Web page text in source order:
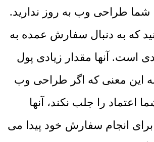
شما طراحی وب به روز ندارید.
که به دنبال سفارش عمده به
است. آنها مقدار زیادی پول
این معنی که اگر طراحی وب
اعتماد را جلب نکند، آنها
انجام سفارش خود پیدا می